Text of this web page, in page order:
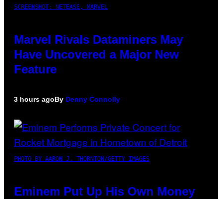
SCREENSHOT: NETEASE, MARVEL
Marvel Rivals Dataminers May
Have Uncovered a Major New
Feature
3 hours agoBy Denny Connolly
PHOTO BY AARON J. THORNTON/GETTY IMAGES
Eminem Put Up His Own Money